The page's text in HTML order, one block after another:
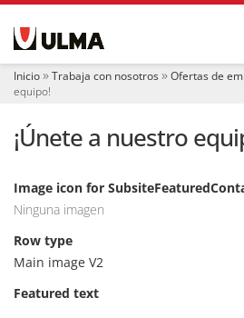
e Inicio Trabaja con nosotros Ofertas de
equipo!
¡Únete a nuestro
Image icon for
Ninguna imagen
Row type
Main image V2
Featured text